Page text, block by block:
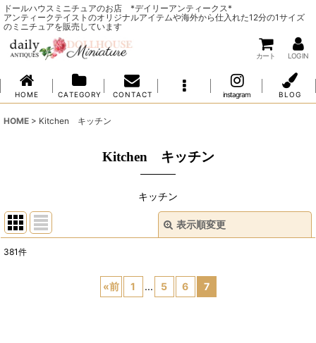
ドールハウスミニチュアのお店 *デイリーアンティークス*
アンティークテイストのオリジナルアイテムや海外から仕入れた12分の1サイズ
のミニチュアを販売しています
カート LOG IN
H O M E C A T E G O R Y C O N T A C T instagram B L O G
HOME > Kitchen キッチン
Kitchen キッチン
キッチン
表示順変更
381件
«前 1 ... 5 6 7